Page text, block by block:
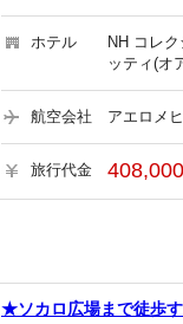
ホテル
NH コレ
ッティ(オ
航空会社 アエロメ
旅行代金
★ソカロ広場まで徒歩